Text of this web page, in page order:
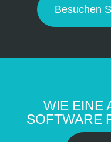
Besuchen
WIE EINE
SOFTWARE